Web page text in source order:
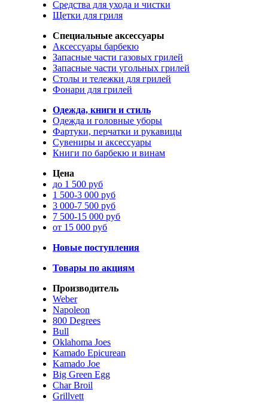
Средства для ухода и чистки
Щетки для гриля
Специальные аксессуары
Аксессуары барбекю
Запасные части газовых грилей
Запасные части угольных грилей
Столы и тележки для грилей
Фонари для грилей
Одежда, книги и стиль
Одежда и головные уборы
Фартуки, перчатки и рукавицы
Сувениры и аксессуары
Книги по барбекю и винам
Цена
до 1 500 руб
1 500-3 000 руб
3 000-7 500 руб
7 500-15 000 руб
от 15 000 руб
Новые поступления
Товары по акциям
Производитель
Weber
Napoleon
800 Degrees
Bull
Oklahoma Joes
Kamado Epicurean
Kamado Joe
Big Green Egg
Char Broil
Grillvett